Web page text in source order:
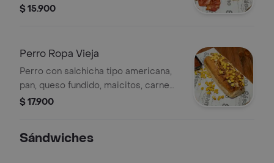
papas fosforito y salsas. Servido en
$ 15.900
Perro Ropa Vieja
Perro con salchicha tipo americana,
pan, queso fundido, maicitos, carne
desmechada, papas fosforito, cebolla
$ 17.900
Sándwiches